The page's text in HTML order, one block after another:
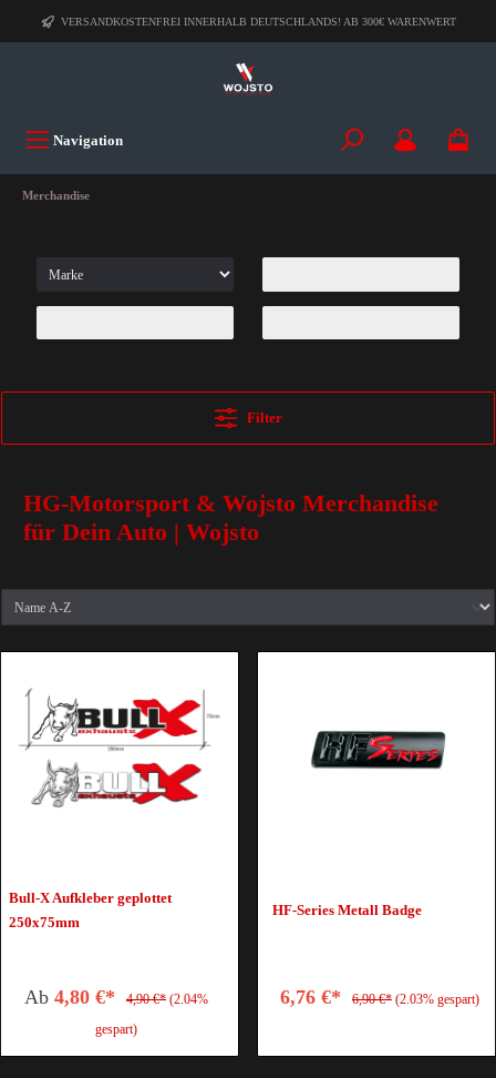
VERSANDKOSTENFREI INNERHALB DEUTSCHLANDS! AB 300€ WARENWERT
Navigation
Merchandise
Filter
HG-Motorsport & Wojsto Merchandise
für Dein Auto | Wojsto
Bull-X Aufkleber geplottet
250x75mm
Ab 4,80 €* 4,90 €* (2.04%
gespart)
HF-Series Metall Badge
6,76 €* 6,90 €* (2.03% gespart)